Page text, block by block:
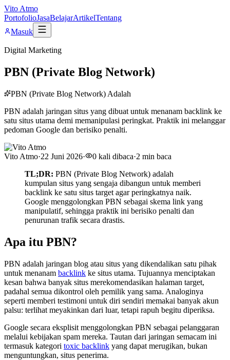
Vito Atmo
PortofolioJasaBelajarArtikelTentang
Masuk
Digital Marketing
PBN (Private Blog Network)
PBN (Private Blog Network) Adalah
PBN adalah jaringan situs yang dibuat untuk menanam backlink ke
satu situs utama demi memanipulasi peringkat. Praktik ini melanggar
pedoman Google dan berisiko penalti.
Vito Atmo·22 Juni 2026· 0 kali dibaca·2 min baca
TL;DR: PBN (Private Blog Network) adalah
kumpulan situs yang sengaja dibangun untuk memberi
backlink ke satu situs target agar peringkatnya naik.
Google menggolongkan PBN sebagai skema link yang
manipulatif, sehingga praktik ini berisiko penalti dan
penurunan trafik secara drastis.
Apa itu PBN?
PBN adalah jaringan blog atau situs yang dikendalikan satu pihak
untuk menanam backlink ke situs utama. Tujuannya menciptakan
kesan bahwa banyak situs merekomendasikan halaman target,
padahal semua dikontrol oleh pemilik yang sama. Analoginya
seperti memberi testimoni untuk diri sendiri memakai banyak akun
palsu: terlihat meyakinkan dari luar, tetapi rapuh begitu diperiksa.
Google secara eksplisit menggolongkan PBN sebagai pelanggaran
melalui kebijakan spam mereka. Tautan dari jaringan semacam ini
termasuk kategori toxic backlink yang dapat merugikan, bukan
menguntungkan, situs penerima.